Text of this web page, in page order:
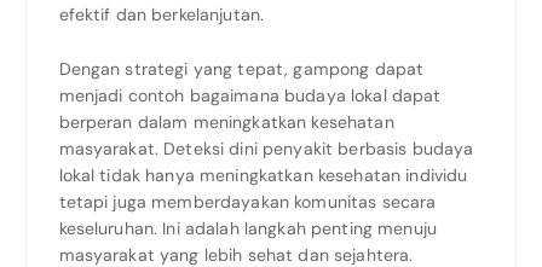
efektif dan berkelanjutan.
Dengan strategi yang tepat, gampong dapat
menjadi contoh bagaimana budaya lokal dapat
berperan dalam meningkatkan kesehatan
masyarakat. Deteksi dini penyakit berbasis budaya
lokal tidak hanya meningkatkan kesehatan individu
tetapi juga memberdayakan komunitas secara
keseluruhan. Ini adalah langkah penting menuju
masyarakat yang lebih sehat dan sejahtera.